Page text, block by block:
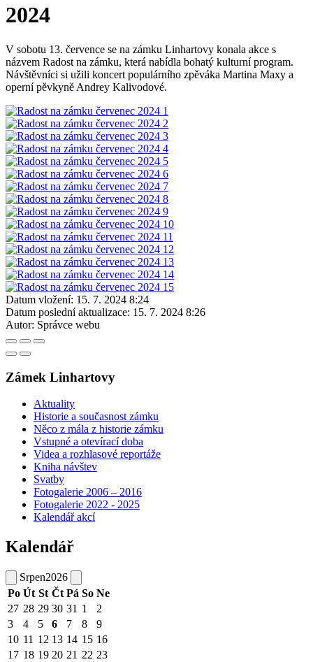
2024
V sobotu 13. července se na zámku Linhartovy konala akce s
názvem Radost na zámku, která nabídla bohatý kulturní program.
Návštěvníci si užili koncert populárního zpěváka Martina Maxy a
operní pěvkyně Andrey Kalivodové.
Datum vložení: 15. 7. 2024 8:24
Datum poslední aktualizace: 15. 7. 2024 8:26
Autor: Správce webu
Zámek Linhartovy
Aktuality
Historie a současnost zámku
Něco z mála z historie zámku
Vstupné a otevírací doba
Videa a rozhlasové reportáže
Kniha návštev
Svatby
Fotogalerie 2006 – 2016
Fotogalerie 2022 - 2025
Kalendář akcí
Kalendář
Srpen2026
Po Út St Čt Pá So Ne
27 28 29 30 31 1
2
3
4 5 6 7 8
9
10 11 12 13 14 15 16
17 18 19 20 21 22 23